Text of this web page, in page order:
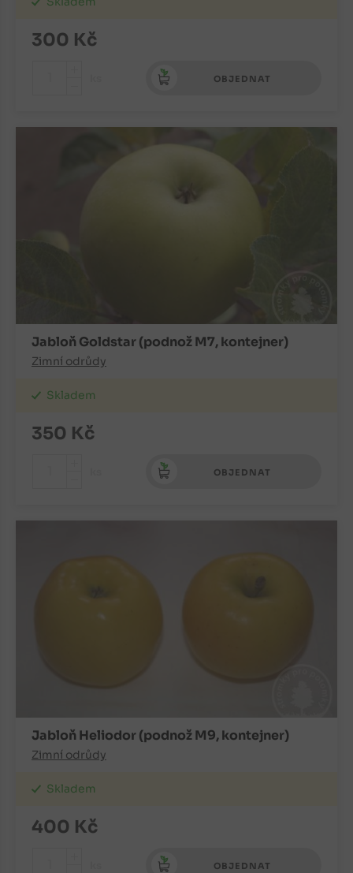
300 Kč
OBJEDNAT
Jabloň Goldstar (podnož M7, kontejner)
Zimní odrůdy
Skladem
350 Kč
OBJEDNAT
Jabloň Heliodor (podnož M9, kontejner)
Zimní odrůdy
Skladem
400 Kč
OBJEDNAT